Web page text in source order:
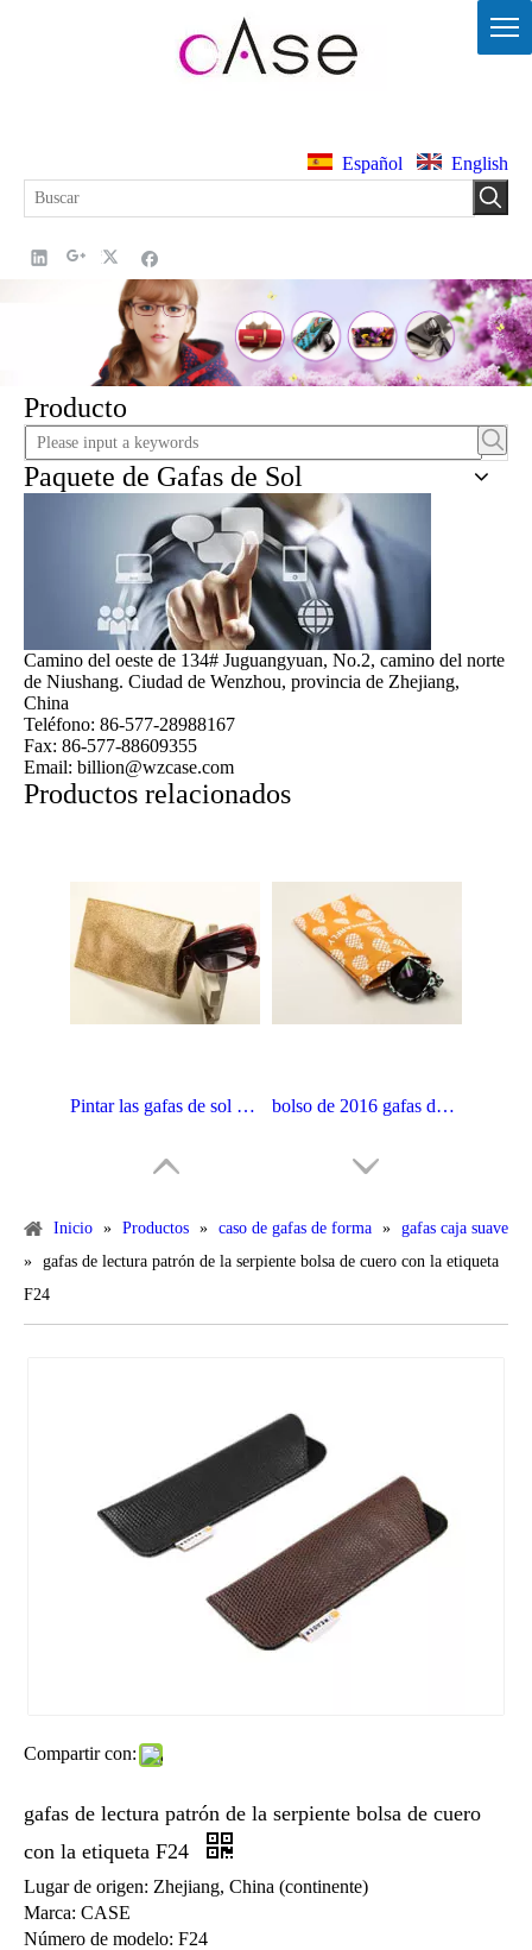
Español English
Producto
Paquete de Gafas de Sol
Camino del oeste de 134# Juguangyuan, No.2, camino del norte
de Niushang. Ciudad de Wenzhou, provincia de Zhejiang,
China
Teléfono: 86-577-28988167
Fax: 86-577-88609355
Email: billion@wzcase.com
Productos relacionados
Pintar las gafas de sol del borde empaquetan con el resorte plano D158 bolso de 2016 gafas de sol del resorte con la esponja D154
La bolsa sostenida más nueva de las gafas de sol para las gafas de sol D158
Inicio » Productos » caso de gafas de forma » gafas caja suave
» gafas de lectura patrón de la serpiente bolsa de cuero con la etiqueta
F24
Compartir con:
gafas de lectura patrón de la serpiente bolsa de cuero
con la etiqueta F24
Lugar de origen: Zhejiang, China (continente)
Marca: CASE
Número de modelo: F24